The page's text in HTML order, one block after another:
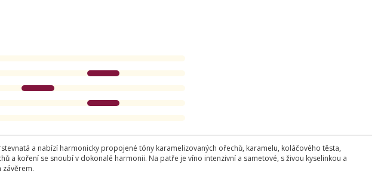
a nabízí harmonicky propojené tóny karamelizovaných ořechů, karamelu, koláčového těsta,
a koření se snoubí v dokonalé harmonii. Na patře je víno intenzivní a sametové, s živou kyselinkou a
závěrem.